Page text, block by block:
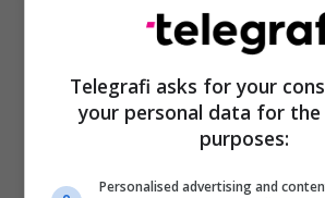
Policia E Shtetit
Ministria E Mbrojtjes E Shqipërisë
Telegrafi asks for your
your personal data for
purposes:
Personalised advertising and